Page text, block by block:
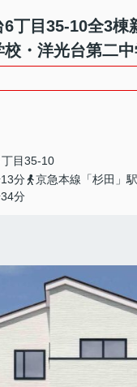
6丁目35-10全3
・洋光台第二
丁目35-10
分
京急本線「杉田」
分